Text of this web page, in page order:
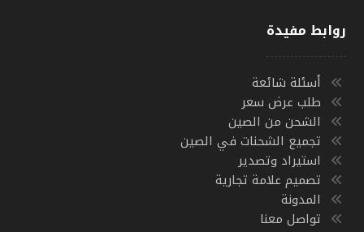
روابط مفيدة
أسئلة شائعة
طلب عرض سعر
الشحن من الصين
تجميع الشحنات في الصين
استيراد وتصدير
تصميم علامة تجارية
المدونة
تواصل معنا